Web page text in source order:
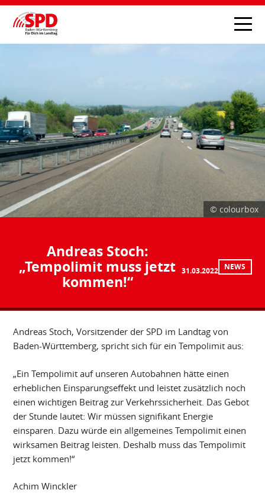
© colourbox
Andreas Stoch:
„Tempolimit muss jetzt
kommen!“
31.03.2022 NEWS
Andreas Stoch, Vorsitzender der SPD im Landtag von
Baden-Württemberg, spricht sich für ein Tempolimit aus:
„Ein Tempolimit auf unseren Autobahnen hätte einen
erheblichen Einsparungseffekt und leistet zusätzlich noch
einen wichtigen Beitrag zur Verkehrssicherheit. Das Gebot
der Stunde lautet: Wir müssen signifikant Energie
einsparen. Dazu würde ein allgemeines Tempolimit einen
wirksamen Beitrag leisten. Deshalb muss das Tempolimit
jetzt kommen!“
Achim Winckler